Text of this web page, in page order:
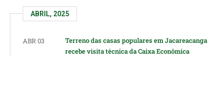
ABRIL, 2025
ABR 03
Terreno das casas populares em Jacareacanga
recebe visita técnica da Caixa Econômica